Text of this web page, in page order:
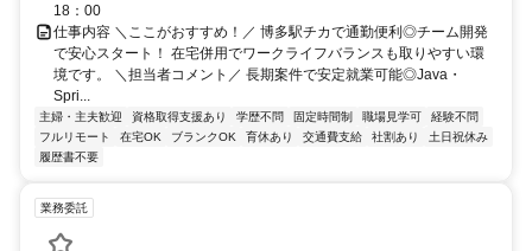
18：00
仕事内容 ＼ここがおすすめ！／ 博多駅チカで通勤便利◎チーム開発
で安心スタート！ 在宅併用でワークライフバランスも取りやすい環
境です。 ＼担当者コメント／ 長期案件で安定就業可能◎Java・
Spri...
主婦・主夫歓迎 資格取得支援あり 学歴不問 固定時間制 職場見学可
経験不問
フルリモート
在宅OK ブランクOK 育休あり 交通費支給 社割あり
土日祝休み
履歴書不要
業務委託